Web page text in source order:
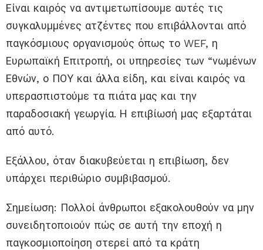
Είναι καιρός να αντιμετωπίσουμε αυτές τις
συγκαλυμμένες ατζέντες που επιβάλλονται από
παγκόσμιους οργανισμούς όπως το WEF, η
Ευρωπαϊκή Επιτροπή, οι υπηρεσίες των “νωμένων
Εθνών, ο ΠΟΥ και άλλα είδη, και είναι καιρός να
υπερασπιστούμε τα πιάτα μας και την
παραδοσιακή γεωργία. Η επιβίωσή μας εξαρτάται
από αυτό.
Εξάλλου, όταν διακυβεύεται η επιβίωση, δεν
υπάρχει περιθώριο συμβιβασμού.
Σημείωση: Πολλοί άνθρωποι εξακολουθούν να μην
συνειδητοποιούν πώς σε αυτή την εποχή η
παγκοσμιοποίηση στερεί από τα κράτη